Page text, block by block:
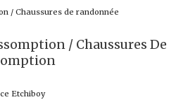
/ Chaussures De